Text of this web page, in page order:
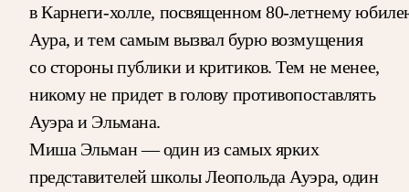
в Карнеги-холле, посвященном 80-летнему
Аура, и тем самым вызвал бурю возмущения
со стороны публики и критиков. Тем не менее,
никому не придет в голову противопоставлять
Ауэра и Эльмана.
Миша Эльман — один из самых ярких
представителей школы Леопольда Ауэра, один